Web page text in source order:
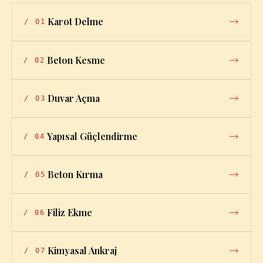
/ 01 Karot Delme
/ 02 Beton Kesme
/ 03 Duvar Açma
/ 04 Yapısal Güçlendirme
/ 05 Beton Kırma
/ 06 Filiz Ekme
/ 07 Kimyasal Ankraj